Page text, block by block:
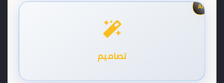
AI
تصاميم